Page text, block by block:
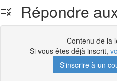
Répondre
Contenu de la
Si vous êtes déjà inscrit,
S'inscrire à un